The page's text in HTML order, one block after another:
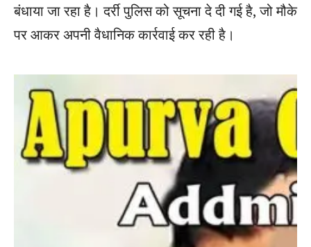
बंधाया जा रहा है। दर्री पुलिस को सूचना दे दी गई है, जो मौके
पर आकर अपनी वैधानिक कार्रवाई कर रही है।